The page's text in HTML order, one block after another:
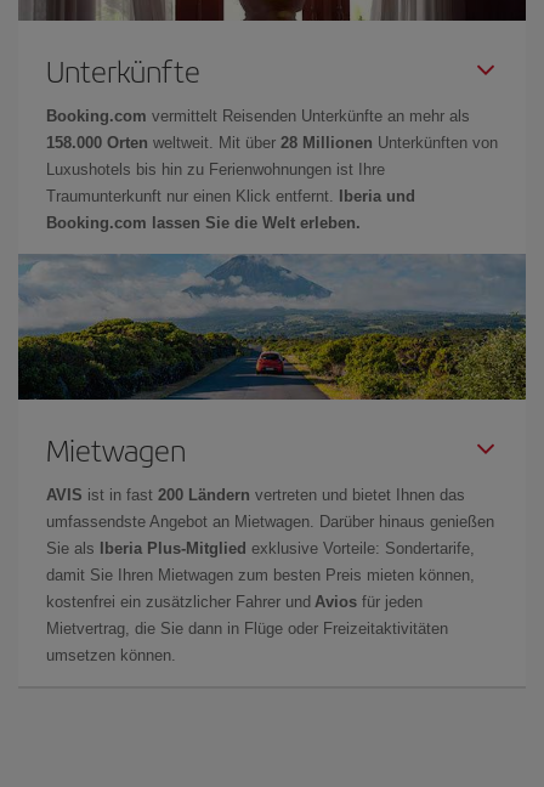
Unterkünfte
Booking.com vermittelt Reisenden Unterkünfte an mehr als
158.000 Orten weltweit. Mit über 28 Millionen Unterkünften von
Luxushotels bis hin zu Ferienwohnungen ist Ihre
Traumunterkunft nur einen Klick entfernt.
Iberia und
Booking.com lassen Sie die Welt erleben.
Mietwagen
AVIS ist in fast 200 Ländern vertreten und bietet Ihnen das
umfassendste Angebot an Mietwagen. Darüber hinaus genießen
Sie als
Iberia Plus-Mitglied exklusive Vorteile: Sondertarife,
damit Sie Ihren Mietwagen zum besten Preis mieten können,
kostenfrei ein zusätzlicher Fahrer und Avios für jeden
Mietvertrag, die Sie dann in Flüge oder Freizeitaktivitäten
umsetzen können.